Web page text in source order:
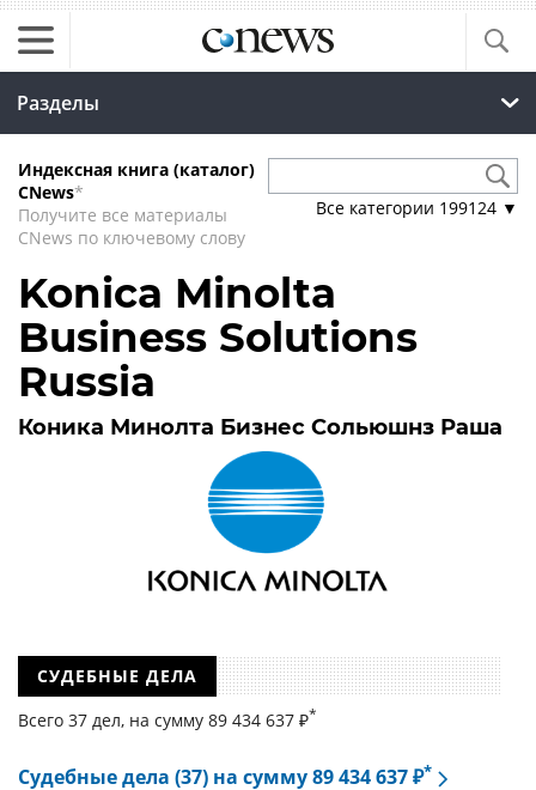
Разделы
Индексная книга (каталог)
CNews*
Получите все материалы
CNews по ключевому слову
Все категории 199124 ▼
Konica Minolta
Business Solutions
Russia
Коника Минолта Бизнес Сольюшнз Раша
СУДЕБНЫЕ ДЕЛА
Всего 37 дел, на cумму 89 434 637 ₽*
Судебные дела (37) на сумму 89 434 637 ₽*